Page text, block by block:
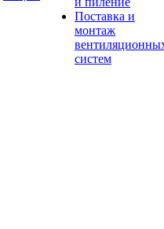
Поставка и
монтаж
систем